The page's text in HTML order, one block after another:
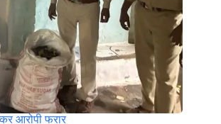
आरोपी फरार